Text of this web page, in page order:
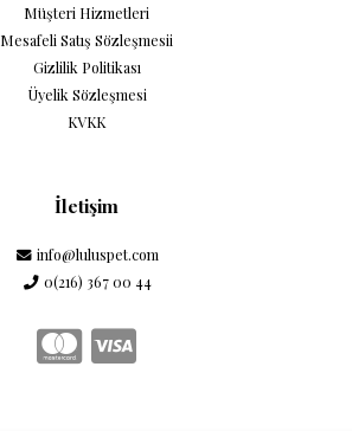
Müşteri Hizmetleri
Mesafeli Satış Sözleşmesii
Gizlilik Politikası
Üyelik Sözleşmesi
KVKK
İletişim
info@luluspet.com
0(216) 367 00 44